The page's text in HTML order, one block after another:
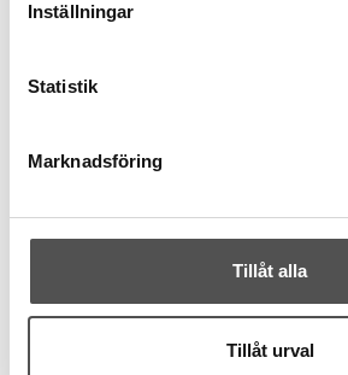
Inställningar
Statistik
Marknadsföring
Tillåt alla
Tillåt urval
Kampanj
Variations fg 4010
DMC
8
satin